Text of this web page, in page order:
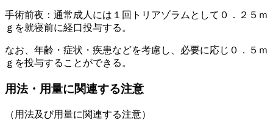
手術前夜：通常成人には１回トリアゾラムとして０．２５ｍ
ｇを就寝前に経口投与する。
なお、年齢・症状・疾患などを考慮し、必要に応じ０．５ｍ
ｇを投与することができる。
用法・用量に関連する注意
（用法及び用量に関連する注意）